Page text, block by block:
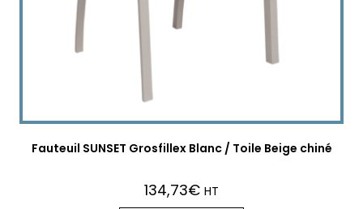
Fauteuil SUNSET Grosfillex Blanc / Toile Beige chiné
134,73€ HT